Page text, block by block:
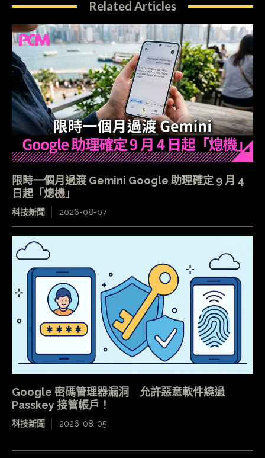
Related Articles
限時一個月過渡 Gemini Google 助理確定 9 月 4
日起「熄機」
科技新聞 2026-08-07
Google 密碼管理器漏洞 允許惡意軟件繞過
Passkey 接管帳戶！
科技新聞 2026-08-05